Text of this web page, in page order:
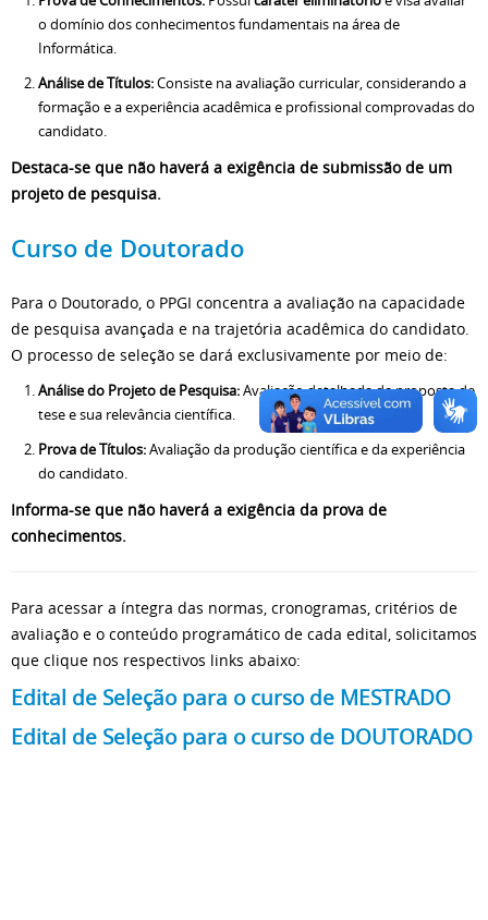
o domínio dos conhecimentos fundamentais na área de
Informática.
Análise de Títulos:Consiste na avaliação curricular, considerando a
formação e a experiência acadêmica e profissional comprovadas do
candidato.
Destaca-se que não haverá a exigência de submissão de um
projeto de pesquisa.
Curso de Doutorado
Para o Doutorado, o PPGI concentra a avaliação na capacidade
de pesquisa avançada e na trajetória acadêmica do candidato.
O processo de seleção se dará exclusivamente por meio de:
Análise do Projeto de Pesquisa:Avaliação detalhada da proposta de
tese e sua relevância científica.
Prova de Títulos:Avaliação da produção científica e da experiência
do candidato.
Informa-se que não haverá a exigência da prova de
conhecimentos.
Para acessar a íntegra das normas, cronogramas, critérios de
avaliação e o conteúdo programático de cada edital, solicitamos
que clique nos respectivos links abaixo:
Edital de Seleção para o curso de MESTRADO
Edital de Seleção para o curso de DOUTORADO